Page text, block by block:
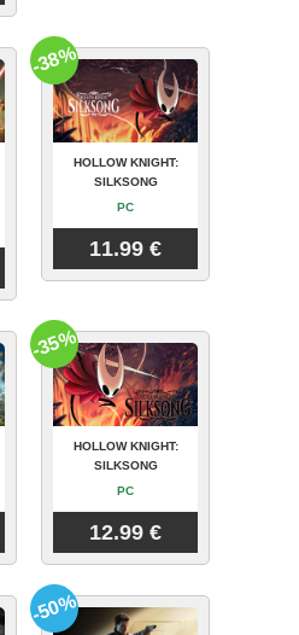
HOLLOW KNIGHT:
SILKSONG
PC
11.99 €
-38%
HOLLOW KNIGHT:
SILKSONG
PC
12.99 €
-35%
-50%